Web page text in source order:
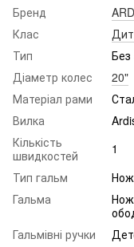
Бренд
Клас
Тип
Без
Діаметр колес
20"
Матеріал рами
Вилка
Кількість
швидкостей
1
Тип гальм
Гальма
Гальмівні ручки